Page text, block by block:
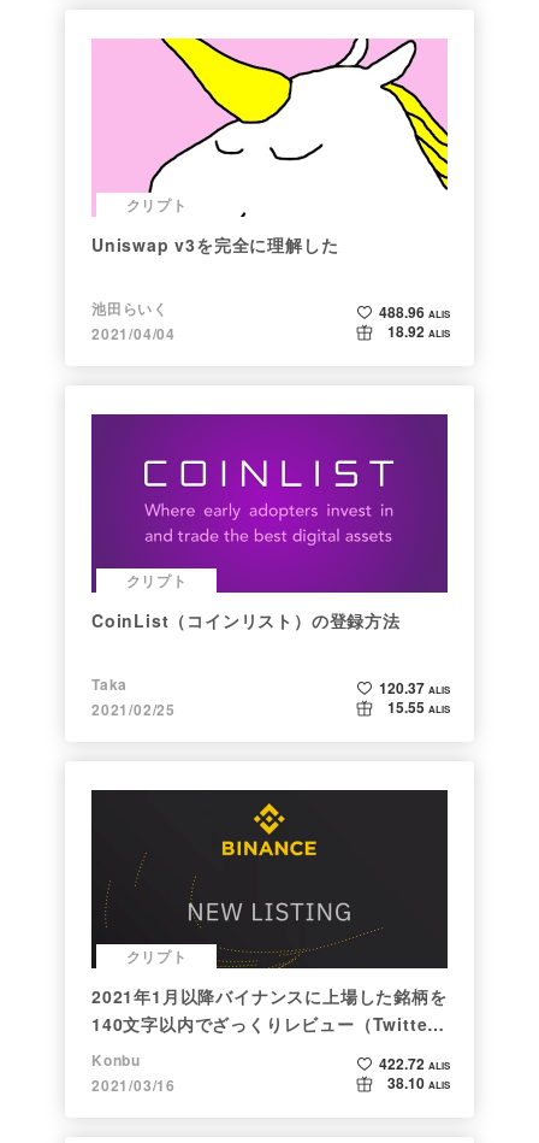
クリプト
Uniswap v3を完全に理解した
池田らいく
2021/04/04
488.96 ALIS
18.92 ALIS
クリプト
CoinList（コインリスト）の登録方法
Taka
2021/02/25
120.37 ALIS
15.55 ALIS
クリプト
2021年1月以降バイナンスに上場した銘柄を
140文字以内でざっくりレビュー（Twitter
向け情報まとめ）
Konbu
2021/03/16
422.72 ALIS
38.10 ALIS